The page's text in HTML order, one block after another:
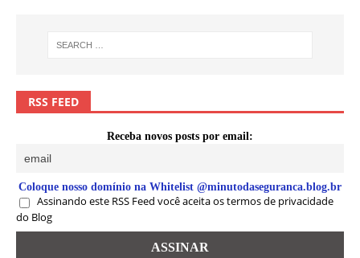
RSS FEED
Receba novos posts por email:
Coloque nosso domínio na Whitelist @minutodaseguranca.blog.br
Assinando este RSS Feed você aceita os termos de privacidade
do Blog